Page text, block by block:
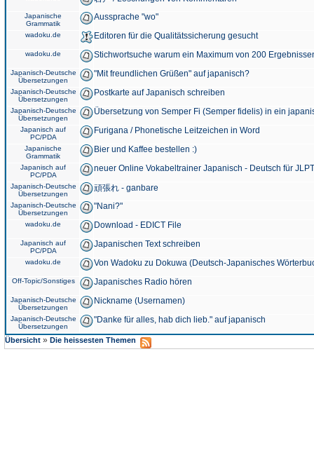
Japanische
Grammatik
Aussprache "wo"
wadoku.de Editoren für die Qualitätssicherung gesucht
wadoku.de Stichwortsuche warum ein Maximum von 200
Japanisch-Deutsche
Übersetzungen
"Mit freundlichen Grüßen" auf japanisch?
Japanisch-Deutsche
Übersetzungen
Postkarte auf Japanisch schreiben
Japanisch-Deutsche
Übersetzungen
Übersetzung von Semper Fi (Semper fidelis) in ein
Japanisch auf
PC/PDA
Furigana / Phonetische Leitzeichen in Word
Japanische
Grammatik
Bier und Kaffee bestellen :)
Japanisch auf
PC/PDA
neuer Online Vokabeltrainer Japanisch - Deutsch für
Japanisch-Deutsche
Übersetzungen
頑張れ - ganbare
Japanisch-Deutsche
Übersetzungen
"Nani?"
wadoku.de Download - EDICT File
Japanisch auf
PC/PDA
Japanischen Text schreiben
wadoku.de Von Wadoku zu Dokuwa (Deutsch-Japanisches
Off-Topic/Sonstiges Japanisches Radio hören
Japanisch-Deutsche
Übersetzungen
Nickname (Usernamen)
Japanisch-Deutsche
Übersetzungen
"Danke für alles, hab dich lieb." auf japanisch
Übersicht » Die heissesten Themen